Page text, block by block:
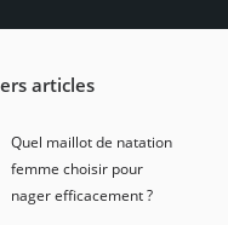
articles
Quel maillot de natation
femme choisir pour
nager efficacement ?